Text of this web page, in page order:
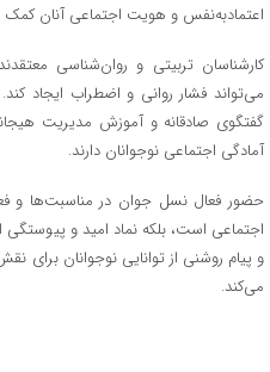
اعتمادبه‌نفس و هویت اجتماعی آنان کمک
کارشناسان تربیتی و روان‌شناسی
می‌تواند فشار روانی و اضطراب ایجاد
گفتگوی صادقانه و آموزش مدیریت
آمادگی اجتماعی نوجوانان دارند.
حضور فعال نسل جوان در مناسبت‌ها و
اجتماعی است، بلکه نماد امید و
و پیام روشنی از توانایی نوجوانان برای
می‌کند.